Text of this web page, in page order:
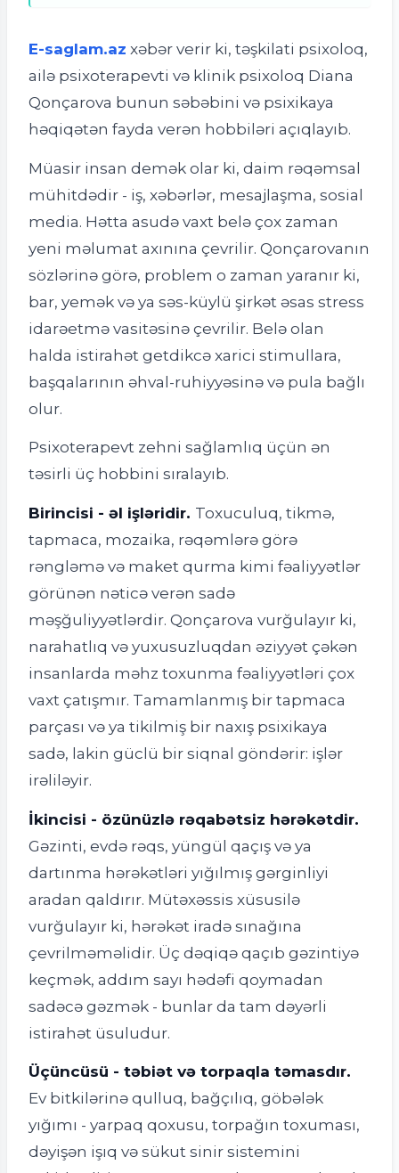
E-saglam.az xəbər verir ki, təşkilati psixoloq,
ailə psixoterapevti və klinik psixoloq Diana
Qonçarova bunun səbəbini və psixikaya
həqiqətən fayda verən hobbiləri açıqlayıb.
Müasir insan demək olar ki, daim rəqəmsal
mühitdədir - iş, xəbərlər, mesajlaşma, sosial
media. Hətta asudə vaxt belə çox zaman
yeni məlumat axınına çevrilir. Qonçarovanın
sözlərinə görə, problem o zaman yaranır ki,
bar, yemək və ya səs-küylü şirkət əsas stress
idarəetmə vasitəsinə çevrilir. Belə olan
halda istirahət getdikcə xarici stimullara,
başqalarının əhval-ruhiyyəsinə və pula bağlı
olur.
Psixoterapevt zehni sağlamlıq üçün ən
təsirli üç hobbini sıralayıb.
Birincisi - əl işləridir. Toxuculuq, tikmə,
tapmaca, mozaika, rəqəmlərə görə
rəngləmə və maket qurma kimi fəaliyyətlər
görünən nəticə verən sadə
məşğuliyyətlərdir. Qonçarova vurğulayır ki,
narahatlıq və yuxusuzluqdan əziyyət çəkən
insanlarda məhz toxunma fəaliyyətləri çox
vaxt çatışmır. Tamamlanmış bir tapmaca
parçası və ya tikilmiş bir naxış psixikaya
sadə, lakin güclü bir siqnal göndərir: işlər
irəliləyir.
İkincisi - özünüzlə rəqabətsiz hərəkətdir.
Gəzinti, evdə rəqs, yüngül qaçış və ya
dartınma hərəkətləri yığılmış gərginliyi
aradan qaldırır. Mütəxəssis xüsusilə
vurğulayır ki, hərəkət iradə sınağına
çevrilməməlidir. Üç dəqiqə qaçıb gəzintiyə
keçmək, addım sayı hədəfi qoymadan
sadəcə gəzmək - bunlar da tam dəyərli
istirahət üsuludur.
Üçüncüsü - təbiət və torpaqla təmasdır.
Ev bitkilərinə qulluq, bağçılıq, göbələk
yığımı - yarpaq qoxusu, torpağın toxuması,
dəyişən işıq və sükut sinir sistemini